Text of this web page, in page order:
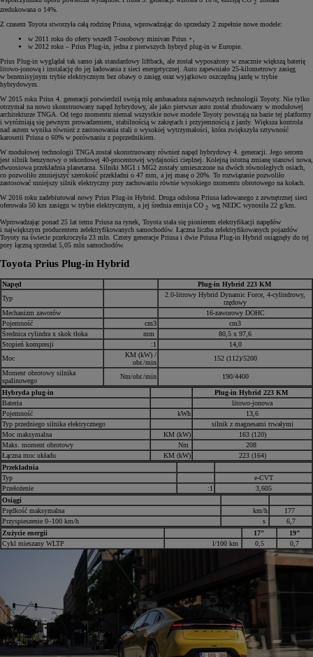
2
zredukowana o 14%.
Z czasem Toyota stworzyła całą rodzinę Priusa, wprowadzając do sprzedaży 2 zupełnie nowe modele:
w 2011 roku do oferty wszedł 7-osobowy minivan Prius +,
w 2012 roku – Prius Plug-in, jedna z pierwszych hybryd plug-in w Europie.
Prius Plug-in wyglądał tak samo jak standardowy liftback, ale został wyposażony w znacznie większą baterię
litowo-jonową i instalację do jej ładowania z sieci energetycznej. Auto zapewniało 25-kilometrowy zasięg
w bezemisyjnym trybie elektrycznym bez obawy o zasięg oraz wyjątkowo oszczędną jazdę w trybie
hybrydowym.
W 2015 roku Prius 4. generacji potwierdził swoją rolę ambasadora najnowszych technologii Toyoty. Nie tylko
otrzymał na nowo skonstruowany napęd hybrydowy, ale jako pierwsze auto został zbudowany w modułowej
architekturze TNGA. Od tego momentu niemal wszystkie nowe modele Toyoty powstają na bazie tej platformy
i wyróżniają się pewnym prowadzeniem, stabilnością w zakrętach i przyjemnością z jazdy. Większa kontrola
nad autem wynika również z zastosowania stali o wysokiej wytrzymałości, która zwiększyła sztywność
karoserii Priusa o 60% w porównaniu z poprzednikiem.
W modułowej technologii TNGA został skonstruowany również napęd hybrydowy 4. generacji. Jego sercem
jest silnik benzynowy o rekordowej 40-procentowej wydajności cieplnej. Kolejną istotną zmianę stanowi nowa,
dwuosiowa przekładnia planetarna. Silniki MG1 i MG2 zostały umieszczone na dwóch równoległych osiach,
co pozwoliło zmniejszyć szerokość przekładni o 47 mm, a jej masę o 20%. To rozwiązanie pozwoliło
zastosować mniejszy silnik elektryczny przy zachowaniu równie wysokiego momentu obrotowego na kołach.
W 2016 roku zadebiutował nowy Prius Plug-in Hybrid. Druga odsłona Priusa ładowanego z zewnętrznej sieci
oferowała 50 km zasięgu w trybie elektrycznym, a jej średnia emisja CO 2 wg NEDC wynosiła 22 g/km.
Wprowadzając ponad 25 lat temu Priusa na rynek, Toyota stała się pionierem elektryfikacji napędów
i największym producentem zelektryfikowanych samochodów. Łączna liczba zelektryfikowanych pojazdów
Toyoty na świecie przekroczyła 23 mln. Cztery generacje Priusa i dwie Priusa Plug-in Hybrid osiągnęły do tej
pory łączną sprzedaż 5,05 mln samochodów.
Toyota Prius Plug-in Hybrid
Napęd
Plug-in Hybrid 223 KM
Typ
2.0-litrowy Hybrid Dynamic Force, 4-cylindrowy,
rzędowy
Mechanizm zaworów
16-zaworowy DOHC
Pojemność
cm3
cm3
Średnica cylindra x skok tłoka
mm
80,5 x 97,6
Stopień kompresji
:1
14,0
Moc
KM (kW) /
obr./min
152 (112)/5200
Moment obrotowy silnika
spalinowego
Nm/obr./min 190/4400
Hybryda plug-in
Plug-in Hybrid 223 KM
Bateria
litowo-jonowa
Pojemność
kWh
13,6
Typ przedniego silnika elektrycznego
silnik z magnesami trwałymi
Moc maksymalna
KM (kW)
163 (120)
Maks. moment obrotowy
Nm
208
Łączna moc układu
KM (kW)
223 (164)
Przekładnia
Typ
e-CVT
Przełożenie
:1
3,605
Osiągi
Prędkość maksymalna
km/h
177
Przyspieszenie 0–100 km/h
s
6,7
Zużycie energii
17"
19"
Cykl mieszany WLTP
l/100 km 0,5 0,7